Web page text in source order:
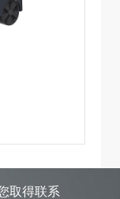
取得联系